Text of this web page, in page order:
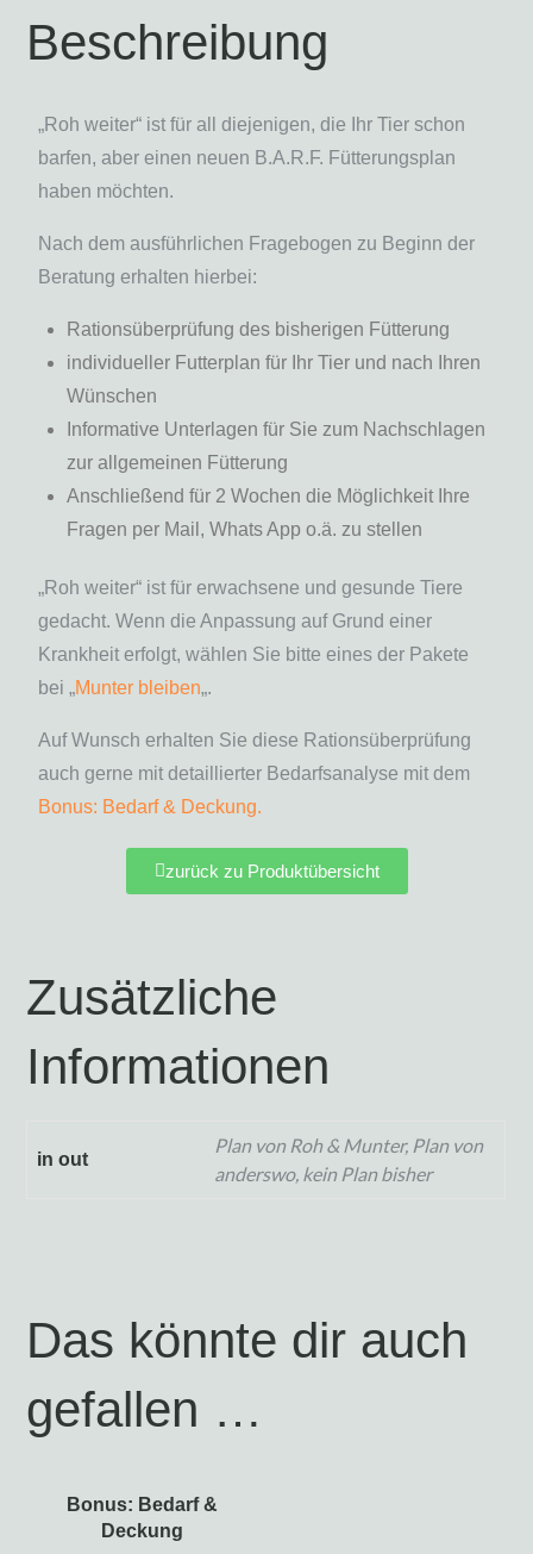
Beschreibung
„Roh weiter“ ist für all diejenigen, die Ihr Tier schon
barfen, aber einen neuen B.A.R.F. Fütterungsplan
haben möchten.
Nach dem ausführlichen Fragebogen zu Beginn der
Beratung erhalten hierbei:
Rationsüberprüfung des bisherigen Fütterung
individueller Futterplan für Ihr Tier und nach Ihren
Wünschen
Informative Unterlagen für Sie zum Nachschlagen
zur allgemeinen Fütterung
Anschließend für 2 Wochen die Möglichkeit Ihre
Fragen per Mail, Whats App o.ä. zu stellen
„Roh weiter“ ist für erwachsene und gesunde Tiere
gedacht. Wenn die Anpassung auf Grund einer
Krankheit erfolgt, wählen Sie bitte eines der Pakete
bei „Munter bleiben„.
Auf Wunsch erhalten Sie diese Rationsüberprüfung
auch gerne mit detaillierter Bedarfsanalyse mit dem
Bonus: Bedarf & Deckung.
zurück zu Produktübersicht
Zusätzliche
Informationen
in out
Plan von Roh & Munter, Plan von
anderswo, kein Plan bisher
Das könnte dir auch
gefallen …
Bonus: Bedarf &
Deckung